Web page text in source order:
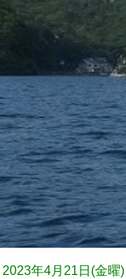
2023年4月21日(金曜)